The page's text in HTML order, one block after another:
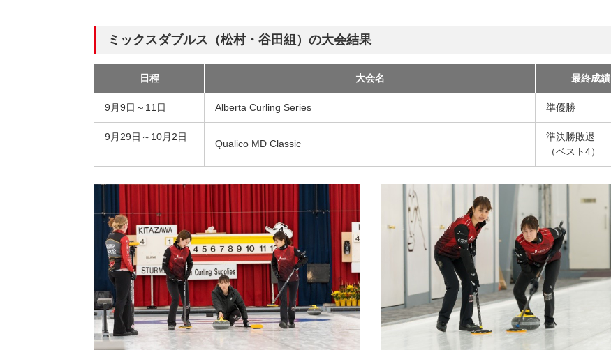
ミックスダブルス（松村・谷田組）の大会結果
日程 大会名 最終成績
9月9日～11日 Alberta Curling Series 準優勝
9月29日～10月2日
Qualico MD Classic
準決勝敗退
（ベスト4）